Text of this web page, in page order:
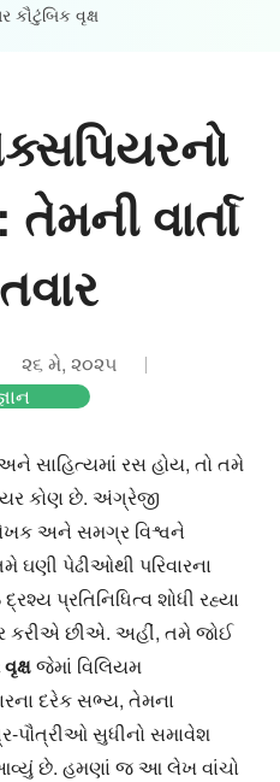
કૌટુંબિક વૃક્ષ
તેમની વાર્તા
૨૬ મે, ૨૦૨૫
સાહિત્યમાં રસ હોય, તો તમે
કોણ છે. અંગ્રેજી
અને સમગ્ર વિશ્વને
ઘણી પેઢીઓથી પરિવારના
પ્રતિનિધિત્વ શોધી રહ્યા
કરીએ છીએ. અહીં, તમે જોઈ
જેમાં વિલિયમ
દરેક સભ્ય, તેમના
પૌત્રીઓ સુધીનો સમાવેશ
છે. હમણાં જ આ લેખ વાંચો